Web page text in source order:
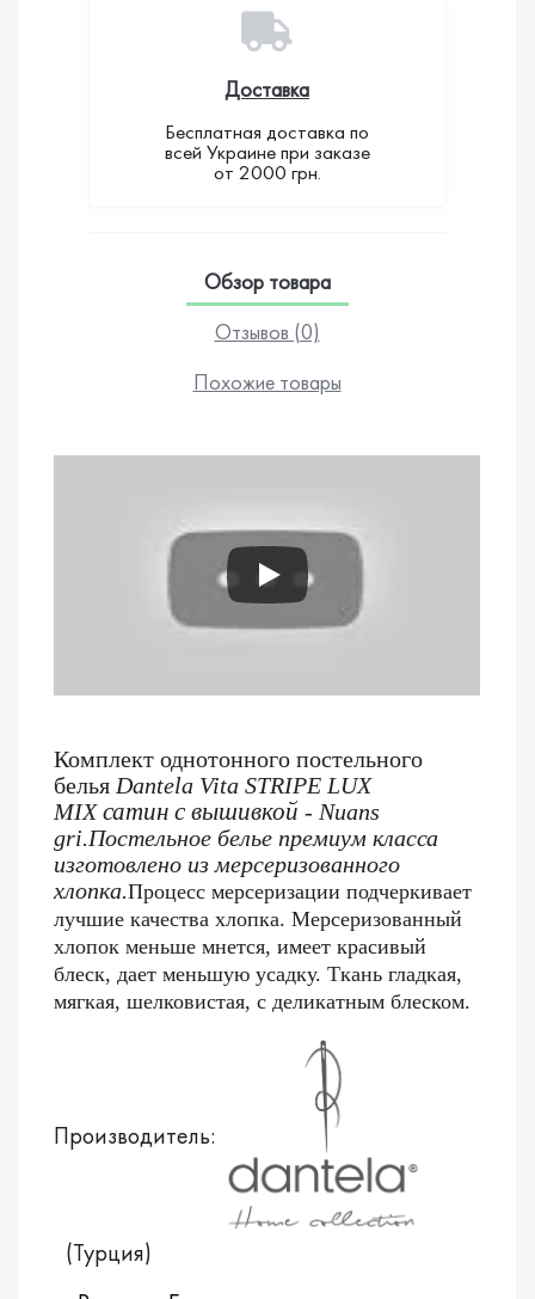
Доставка
Бесплатная доставка по
всей Украине при заказе
от 2000 грн.
Обзор товара
Отзывов (0)
Похожие товары
Комплект однотонного постельного
белья Dantela Vita STRIPE LUX
MIXсатин с вышивкой - Nuans
gri.Постельное белье премиум класса
изготовлено из мерсеризованного
хлопка.Процесс мерсеризации подчеркивает
лучшие качества хлопка. Мерсеризованный
хлопок меньше мнется, имеет красивый
блеск, дает меньшую усадку. Ткань гладкая,
мягкая, шелковистая, с деликатным блеском.
Производитель:
(Турция)